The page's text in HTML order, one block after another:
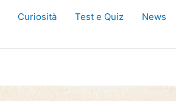
Curiosità Test e Quiz News